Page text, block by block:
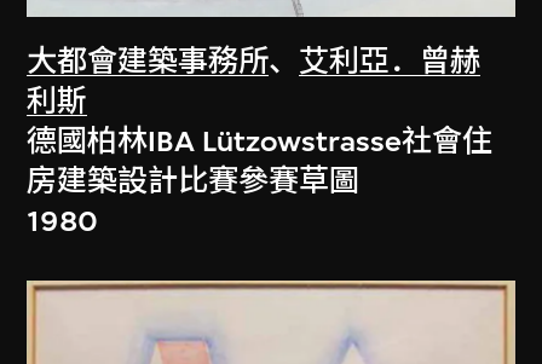
大都會建築事務所、 艾利亞．曾赫
利斯
德國柏林IBA Lützowstrasse社會住
房建築設計比賽參賽草圖
1980